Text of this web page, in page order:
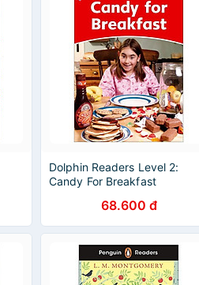
Dolphin Readers Level 2:
Candy For Breakfast
68.600 đ